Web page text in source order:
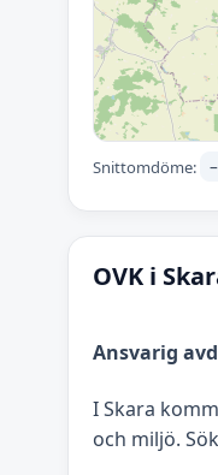
Snittomdöme: –
OVK i
Ansvarig
I Skara
och miljö.